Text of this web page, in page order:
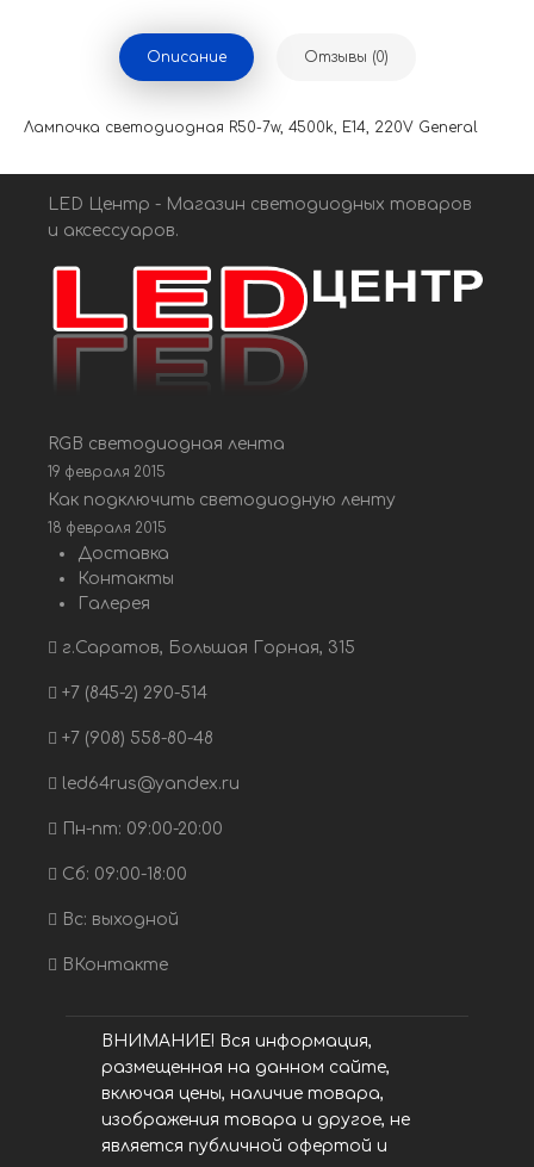
Описание Отзывы (0)
Лампочка светодиодная R50-7w, 4500k, E14, 220V General
LED Центр - Магазин светодиодных товаров
и аксессуаров.
RGB светодиодная лента
19 февраля 2015
Как подключить светодиодную ленту
18 февраля 2015
Доставка
Контакты
Галерея
г.Саратов, Большая Горная, 315
+7 (845-2) 290-514
+7 (908) 558-80-48
led64rus@yandex.ru
Пн-пт: 09:00-20:00
Сб: 09:00-18:00
Вс: выходной
ВКонтакте
ВНИМАНИЕ! Вся информация,
размещенная на данном сайте,
включая цены, наличие товара,
изображения товара и другое, не
является публичной офертой и